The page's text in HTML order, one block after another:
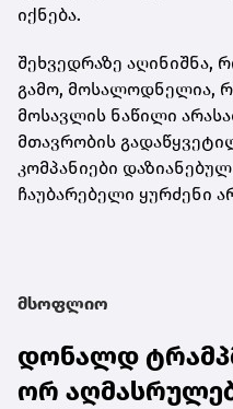
იქნება.
შეხვედრაზე აღინიშნა,
გამო, მოსალოდნელია,
მოსავლის ნაწილი
მთავრობის
კომპანიები
ჩაუბარებელი ყურძენი
მსოფლიო
დონალდ
ორ